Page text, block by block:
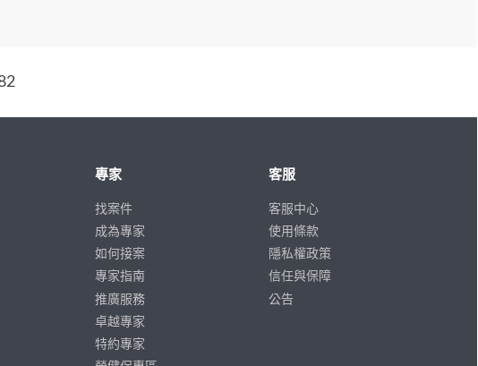
專家
找案件
成為專家
如何接案
專家指南
推廣服務
卓越專家
特約專家
客服
客服中心
使用條款
隱私權政策
信任與保障
公告